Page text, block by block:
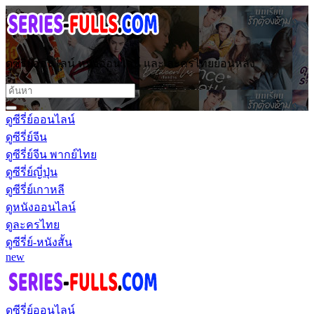
ดูซีรี่ย์ออนไลน์ หนังออนไลน์ และ ละครไทยย้อนหลัง
ดูซีรี่ย์ออนไลน์
ดูซีรี่ย์จีน
ดูซีรี่ย์จีน พากย์ไทย
ดูซีรี่ย์ญี่ปุ่น
ดูซีรี่ย์เกาหลี
ดูหนังออนไลน์
ดูละครไทย
ดูซีรี่ย์-หนังสั้น
new
ดูซีรี่ย์ออนไลน์